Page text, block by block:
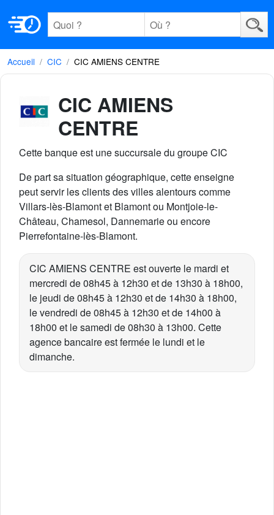
Accueil CIC CIC AMIENS CENTRE
CIC AMIENS
CENTRE
Cette banque est une succursale du groupe CIC
De part sa situation géographique, cette enseigne
peut servir les clients des villes alentours comme
Villars-lès-Blamont et Blamont ou Montjoie-le-
Château, Chamesol, Dannemarie ou encore
Pierrefontaine-lès-Blamont.
CIC AMIENS CENTRE est ouverte le mardi et
mercredi de 08h45 à 12h30 et de 13h30 à 18h00,
le jeudi de 08h45 à 12h30 et de 14h30 à 18h00,
le vendredi de 08h45 à 12h30 et de 14h00 à
18h00 et le samedi de 08h30 à 13h00. Cette
agence bancaire est fermée le lundi et le
dimanche.